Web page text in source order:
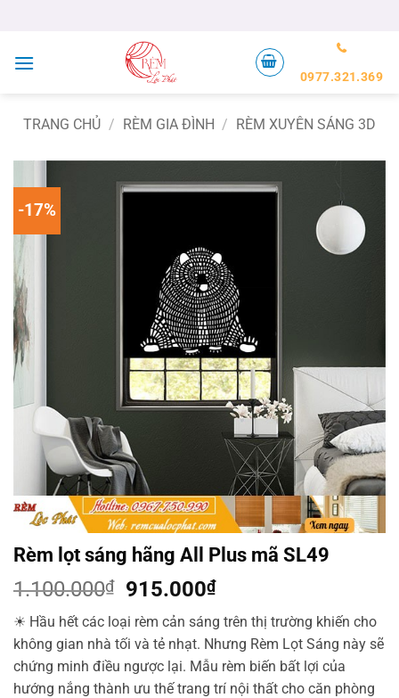
nội
0977.321.369
TRANG CHỦ / RÈM GIA ĐÌNH / RÈM XUYÊN SÁNG 3D
-17%
Rèm lọt sáng hãng All Plus mã SL49
1.100.000₫
Giá
gốc
là:
1.100.000₫.
915.000₫Giá
hiện
tại
là:
915.000₫.
☀ Hầu hết các loại rèm cản sáng trên thị trường khiến cho
không gian nhà tối và tẻ nhạt. Nhưng Rèm Lọt Sáng này sẽ
chứng minh điều ngược lại. Mẫu rèm biến bất lợi của
hướng nắng thành ưu thế trang trí nội thất cho căn phòng